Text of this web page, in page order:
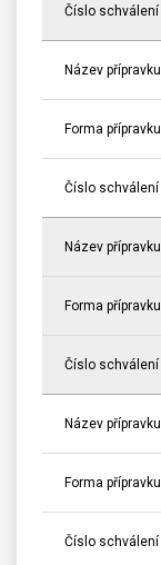
Číslo schválení
Název přípravku
Forma přípravku
Číslo schválení
Název přípravku
Forma přípravku
Číslo schválení
Název přípravku
Forma přípravku
Číslo schválení